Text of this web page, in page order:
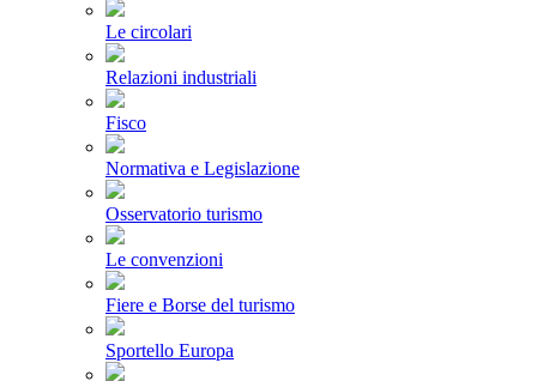
Le circolari
Relazioni industriali
Fisco
Normativa e Legislazione
Osservatorio turismo
Le convenzioni
Fiere e Borse del turismo
Sportello Europa